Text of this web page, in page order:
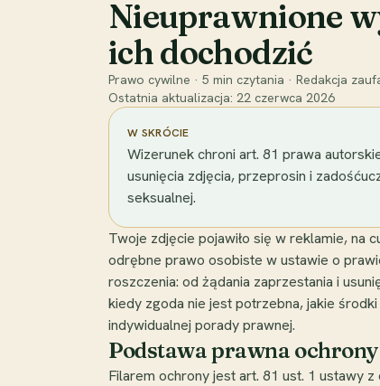
Nieuprawnione
ich dochodzić
Prawo cywilne · 5 min czytania · Redakcja
Ostatnia aktualizacja: 22 czerwca 2026
W SKRÓCIE
Wizerunek chroni art. 81 prawa
usunięcia zdjęcia, przeprosin i
seksualnej.
Twoje zdjęcie pojawiło się w reklamie, na
odrębne prawo osobiste w ustawie o
roszczenia: od żądania zaprzestania i
kiedy zgoda nie jest potrzebna, jakie
indywidualnej porady prawnej.
Podstawa prawna
Filarem ochrony jest art. 81 ust. 1 ustawy